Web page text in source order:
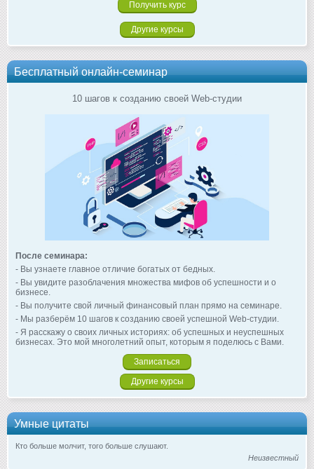
Другие курсы
Бесплатный онлайн-семинар
10 шагов к созданию своей Web-студии
После семинара:
- Вы узнаете главное отличие богатых от бедных.
- Вы увидите разоблачения множества мифов об успешности и о
бизнесе.
- Вы получите свой личный финансовый план прямо на семинаре.
- Мы разберём 10 шагов к созданию своей успешной Web-студии.
- Я расскажу о своих личных историях: об успешных и неуспешных
бизнесах. Это мой многолетний опыт, которым я поделюсь с Вами.
Записаться
Другие курсы
Умные цитаты
Кто больше молчит, того больше слушают.
Неизвестный